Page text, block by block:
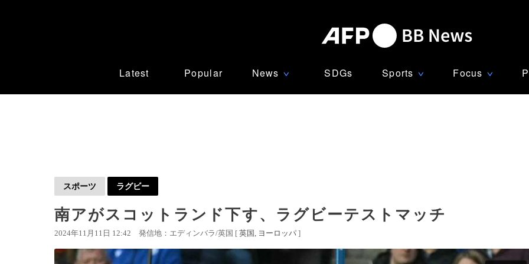
Latest Popular News ∨ SDGs Sports ∨ Focus ∨
スポーツ ラグビー
南アがスコットランド下す、ラグビーテストマッチ
2024年11月11日 12:42 発信地：エディンバラ/英国 [ 英国 ヨーロッパ ]